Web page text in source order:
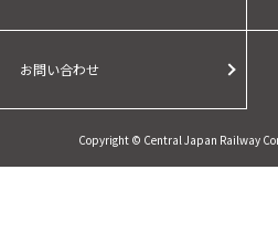
お問い合わせ
Copyright © Central Japan Railway